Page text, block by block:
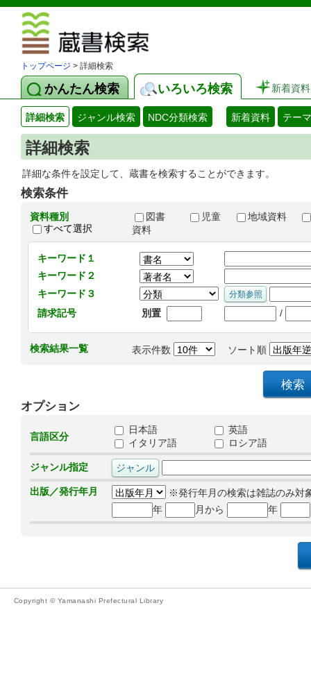
トップページ > 詳細検索
かんたん検索 いろいろ検索 新着資料
詳細検索 ジャンル検索 NDC分類検索 新着資料 テー
詳細検索
詳細な条件を設定して、蔵書を検索することができます。
検索条件
資料種別
すべて選択
図書 児童
地域資料
資料
キーワード１
キーワード２
キーワード３
請求記号
別置 /
検索結果一覧 表示件数 ソート順
オプション
言語区分
日本語
英語
イタリア語
ロシア語
ジャンル指定
出版／発行年月
※発行年月の検索は雑誌のみ対
年
月から 年
Copyright © Yamanashi Prefectural Library